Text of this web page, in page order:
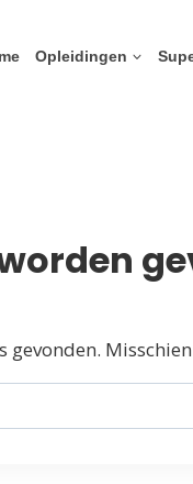
Opleidingen